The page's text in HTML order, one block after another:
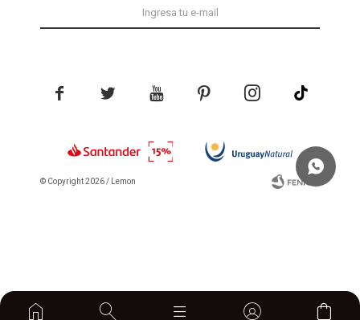
home 
    
© Copyright 2026 / Lemon
Fenicio